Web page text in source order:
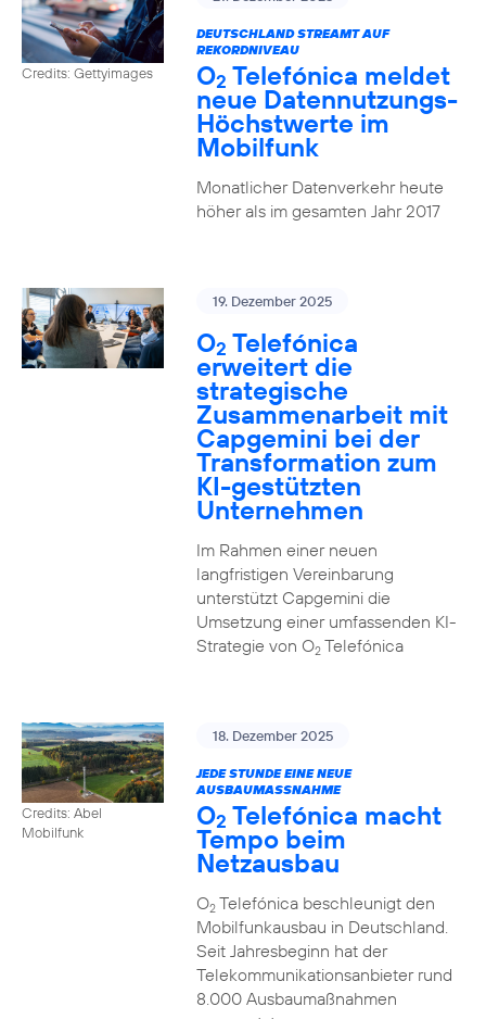
Credits: Gettyimages
DEUTSCHLAND STREAMT AUF
REKORDNIVEAU
O2 Telefónica meldet
neue Datennutzungs-
Höchstwerte im
Mobilfunk
Monatlicher Datenverkehr heute
höher als im gesamten Jahr 2017
19. Dezember 2025
O2 Telefónica
erweitert die
strategische
Zusammenarbeit mit
Capgemini bei der
Transformation zum
KI-gestützten
Unternehmen
Im Rahmen einer neuen
langfristigen Vereinbarung
unterstützt Capgemini die
Umsetzung einer umfassenden KI-
Strategie von O2Telefónica
Credits: Abel
Mobilfunk
18. Dezember 2025
JEDE STUNDE EINE NEUE
AUSBAUMASSNAHME
O2 Telefónica macht
Tempo beim
Netzausbau
O2Telefónica beschleunigt den
Mobilfunkausbau in Deutschland.
Seit Jahresbeginn hat der
Telekommunikationsanbieter rund
8.000 Ausbaumaßnahmen